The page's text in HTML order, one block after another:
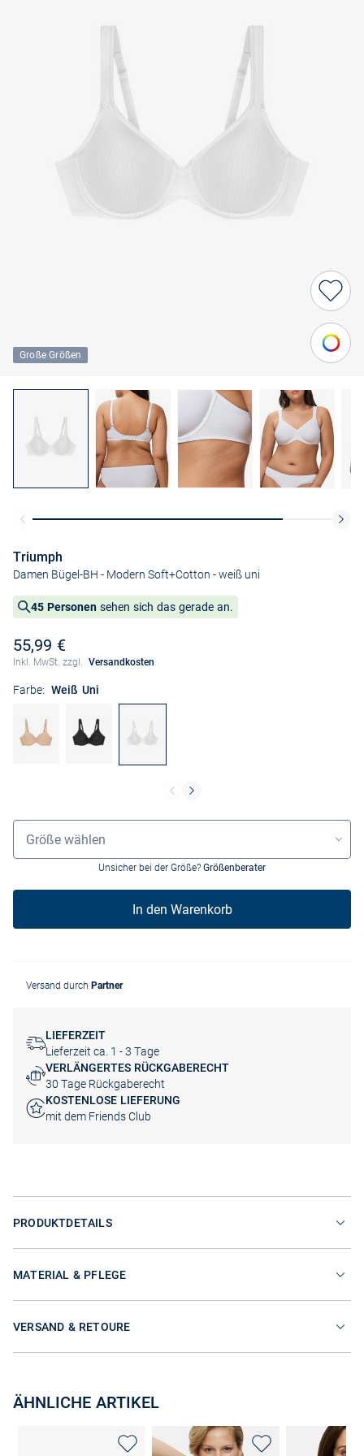
Große Größen
Triumph
Damen Bügel-BH - Modern Soft+Cotton - weiß uni
45 Personen sehen sich das gerade an.
55,99 €
Inkl. MwSt. zzgl. Versandkosten
Farbe: Weiß Uni
Größenauswahl
Größe wählen
Unsicher bei der Größe? Größenberater
In den Warenkorb
Versand durch Partner
LIEFERZEIT
Lieferzeit ca. 1 - 3 Tage
VERLÄNGERTES RÜCKGABERECHT
30 Tage Rückgaberecht
KOSTENLOSE LIEFERUNG
mit dem Friends Club
PRODUKTDETAILS
MATERIAL & PFLEGE
VERSAND & RETOURE
ÄHNLICHE ARTIKEL